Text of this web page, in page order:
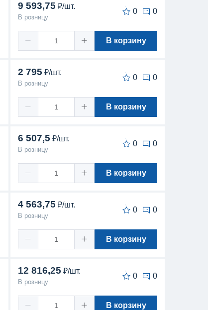
9 593,75 ₽/шт.
В розницу
0 0
В корзину
2 795 ₽/шт.
В розницу
0 0
В корзину
6 507,5 ₽/шт.
В розницу
0 0
В корзину
4 563,75 ₽/шт.
В розницу
0 0
В корзину
12 816,25 ₽/шт.
В розницу
0 0
В корзину